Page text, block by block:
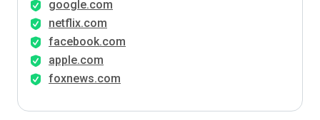
google.com
netflix.com
facebook.com
apple.com
foxnews.com